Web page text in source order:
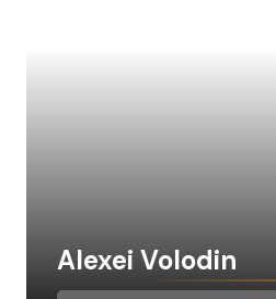
Alexei Volodin